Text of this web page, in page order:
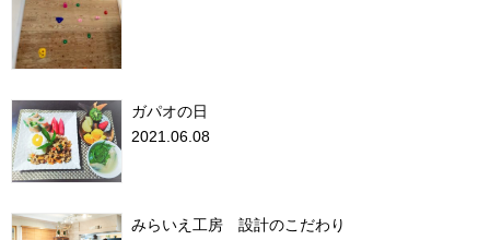
ガパオの日
2021.06.08
みらいえ工房 設計のこだわり